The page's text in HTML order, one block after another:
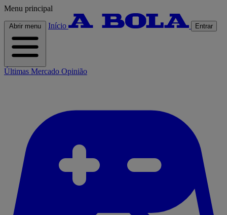
Menu principal
Abrir menu Início Entrar
Últimas Mercado Opinião